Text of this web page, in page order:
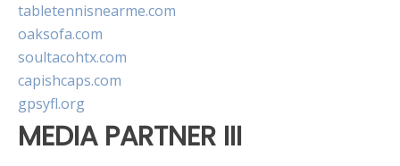
tabletennisnearme.com
oaksofa.com
soultacohtx.com
capishcaps.com
gpsyfl.org
MEDIA PARTNER III